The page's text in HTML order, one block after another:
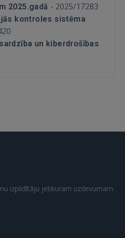
2025.gadā - 2025/17283
kontroles sistēma
un kiberdrošības
izpildītāju jebkuram uzdevumam.